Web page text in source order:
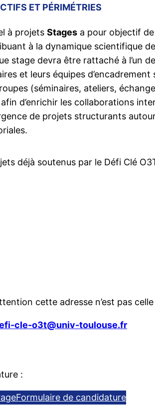
ET PÉRIMÉTRIES
à projetsStages a pour objectif
à la dynamique scientifique
stage devra être rattaché à l’un
et leurs équipes
(séminaires, ateliers,
d’enrichir les collaborations
de projets structurants
déjà soutenus par le Défi Clé
cette adresse n’est pas
cle-o3t@univ-toulouse.fr
:
Formulaire de candidature